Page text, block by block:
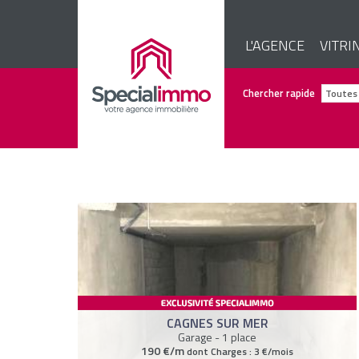
L'AGENCE
Chercher rapide
CAGNES SUR MER
Garage - 1 place
190 €/mdont Charges : 3 €/mois